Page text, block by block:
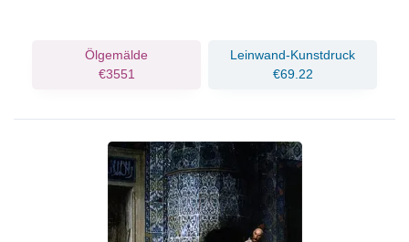
Ölgemälde
€3551
Leinwand-Kunstdruck
€69.22